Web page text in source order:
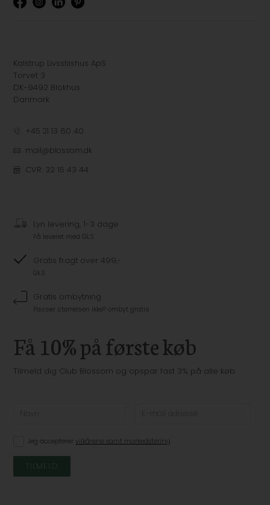
Kalstrup Livsstilshus ApS
Torvet 3
DK-9492 Blokhus
Danmark
+45 21 13 60 40
mail@blossom.dk
CVR: 32 15 43 44
Lyn levering, 1-3 dage
Få leveret med GLS
Gratis fragt over 499,-
GLS
Gratis ombytning
Passer størrelsen ikke? ombyt gratis
Få 10% på første køb
Tilmeld dig Club Blossom og opspar fast 3% på alle køb
Jeg accepterervilkårene samt markedsføring